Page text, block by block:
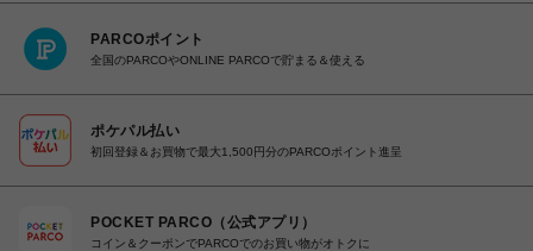
PARCOポイント
全国のPARCOやONLINE PARCOで貯まる＆使える
ポケパル払い
初回登録＆お買物で最大1,500円分のPARCOポイント進呈
POCKET PARCO（公式アプリ）
コイン＆クーポンでPARCOでのお買い物がオトクに